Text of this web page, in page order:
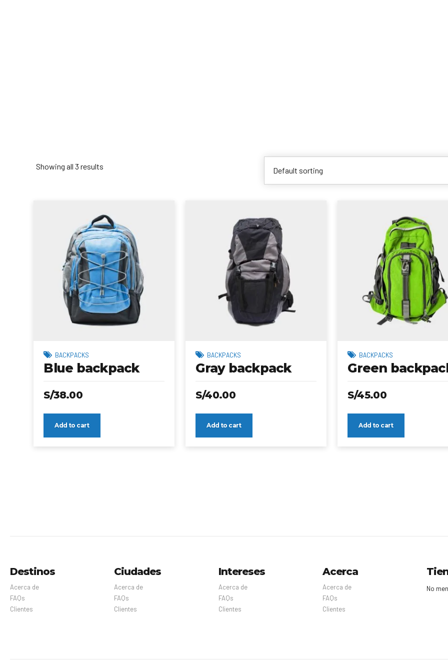
Showing all 3 results
BACKPACKS
Blue backpack
S/38.00
Add to cart
BACKPACKS
Gray backpack
S/40.00
Add to cart
BACKPACKS
Green
S/45.00
Add to cart
Destinos
Acerca de
FAQs
Clientes
Ciudades
Acerca de
FAQs
Clientes
Intereses
Acerca de
FAQs
Clientes
Acerca
Acerca de
FAQs
Clientes
No